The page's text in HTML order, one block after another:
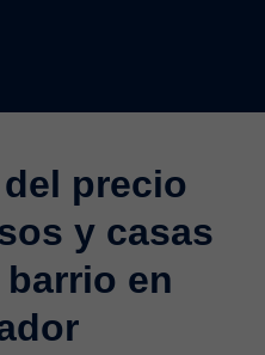
precio
y casas
barrio en